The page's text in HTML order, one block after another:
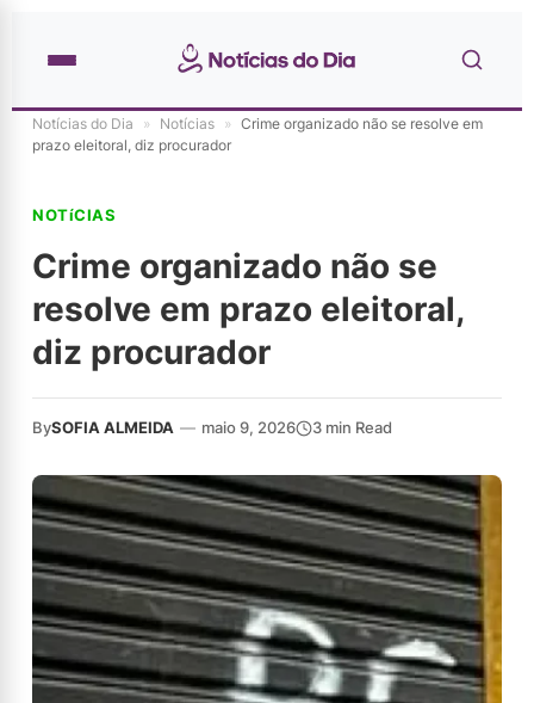
Notícias do Dia » Notícias » Crime organizado não se resolve em
prazo eleitoral, diz procurador
NOTíCIAS
Crime organizado não se
resolve em prazo eleitoral,
diz procurador
BySOFIA ALMEIDA — maio 9, 2026 3 min Read